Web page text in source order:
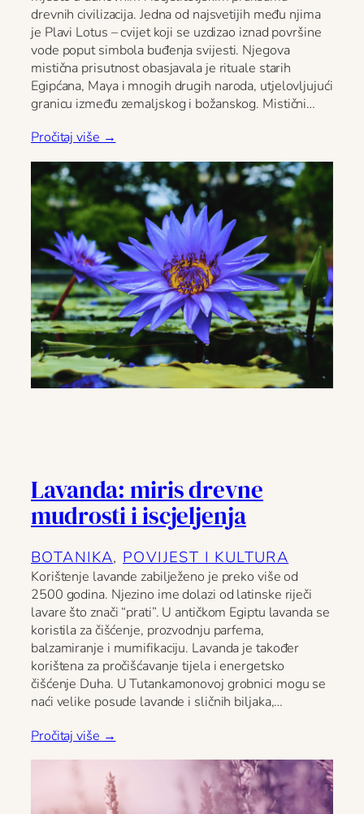
drevnih civilizacija. Jedna od najsvetijih među njima
je Plavi Lotus – cvijet koji se uzdizao iznad površine
vode poput simbola buđenja svijesti. Njegova
mistična prisutnost obasjavala je rituale starih
Egipćana, Maya i mnogih drugih naroda, utjelovljujući
granicu između zemaljskog i božanskog. Mistični…
Pročitaj više →
Lavanda: miris drevne
mudrosti i iscjeljenja
BOTANIKA, POVIJEST I KULTURA
Korištenje lavande zabilježeno je preko više od
2500 godina. Njezino ime dolazi od latinske riječi
lavare što znači “prati”. U antičkom Egiptu lavanda se
koristila za čišćenje, prozvodnju parfema,
balzamiranje i mumifikaciju. Lavanda je također
korištena za pročišćavanje tijela i energetsko
čišćenje Duha. U Tutankamonovoj grobnici mogu se
naći velike posude lavande i sličnih biljaka,…
Pročitaj više →